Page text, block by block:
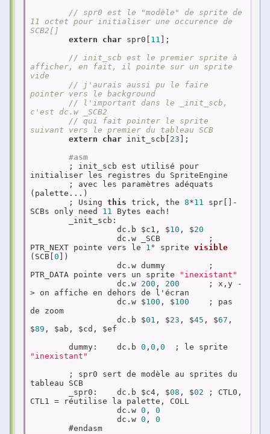
// spr0 est le "modèle" de sprite de
11 octet pour initialiser une occurence de
SCB2[]
extern
char spr0[ 11 ];
// init_scb est le premier sprite à
afficher, en fait, il pointe sur un sprite
vide
// j'aurais aussi pu le faire
pointer vers le background
// l'important dans le _init_scb,
c'est dc.w _SCB2
// qui fait pointer le sprite
suivant vers le premier du tableau SCB
extern
char init_scb[ 23 ];
#asm
initialiser les registres du SpriteEngine
(palette...)
	; Using
this trick, the 8*11 spr[]-
SCBs only need 11 Bytes each!
	          dc.b $c1, $
10 , $20
PTR_NEXT pointe vers le 1 ° sprite visible
(SCB[ 0 ])
	          dc.w dummy
;
PTR_DATA pointe vers un sprite
"inexistant"
	          dc.w
200 , 200
      ; x,y -
> on affiche en dehors de l'écran
	          dc.w $
100 , $100
    ; pas
de zoom
	          dc.b $
01 , $23 , $45 , $67 ,
$89 , $ab, $cd, $ef
	dummy:    dc.b
0 , 0 , 0
"inexistant"
tableau SCB
	_spr0:    dc.b $c4, $
08 , $02 ; CTL0,
CTL1 = réutilise la palette, COLL
	          dc.w
0 , 0
	          dc.w
0 , 0
	#endasm